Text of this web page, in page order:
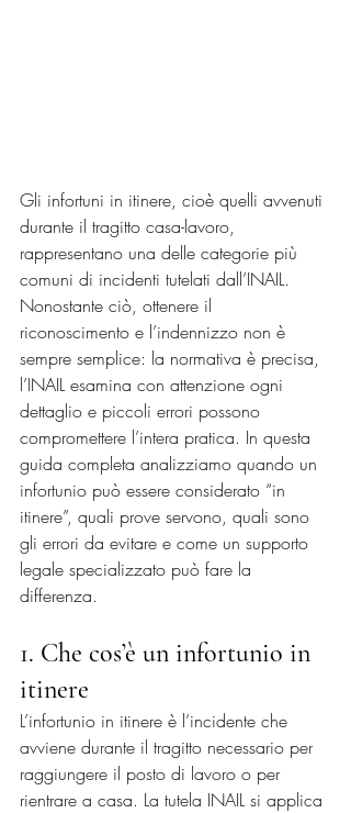
Gli infortuni in itinere, cioè quelli avvenuti
durante il tragitto casa-lavoro,
rappresentano una delle categorie più
comuni di incidenti tutelati dall’INAIL.
Nonostante ciò, ottenere il
riconoscimento e l’indennizzo non è
sempre semplice: la normativa è precisa,
l’INAIL esamina con attenzione ogni
dettaglio e piccoli errori possono
compromettere l’intera pratica. In questa
guida completa analizziamo quando un
infortunio può essere considerato “in
itinere”, quali prove servono, quali sono
gli errori da evitare e come un supporto
legale specializzato può fare la
differenza.
1. Che cos’è un infortunio in
itinere
L’infortunio in itinere è l’incidente che
avviene durante il tragitto necessario per
raggiungere il posto di lavoro o per
rientrare a casa. La tutela INAIL si applica